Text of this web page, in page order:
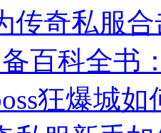
传奇私服
百科全书
狂爆城